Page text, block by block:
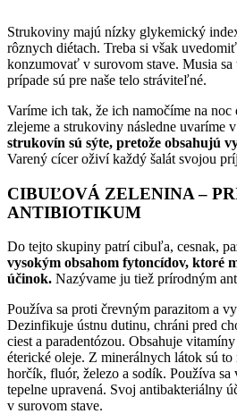
Strukoviny majú nízky glykemický
rôznych diétach. Treba si však
konzumovať v surovom stave. Musia
prípade sú pre naše telo stráviteľné.
Varíme ich tak, že ich namočíme na
zlejeme a strukoviny následne uvaríme
strukovín sú sýte, pretože obsahujú
Varený cícer oživí každý šalát svojou
CIBUĽOVÁ ZELENINA –
ANTIBIOTIKUM
Do tejto skupiny patrí cibuľa, cesnak,
vysokým obsahom fytoncídov, ktoré
účinok. Nazývame ju tiež prírodným
Používa sa proti črevným parazitom a
Dezinfikuje ústnu dutinu, chráni pred
ciest a paradentózou. Obsahuje
éterické oleje. Z minerálnych látok sú
horčík, fluór, železo a sodík. Používa sa
tepelne upravená. Svoj antibakteriálny
v surovom stave.